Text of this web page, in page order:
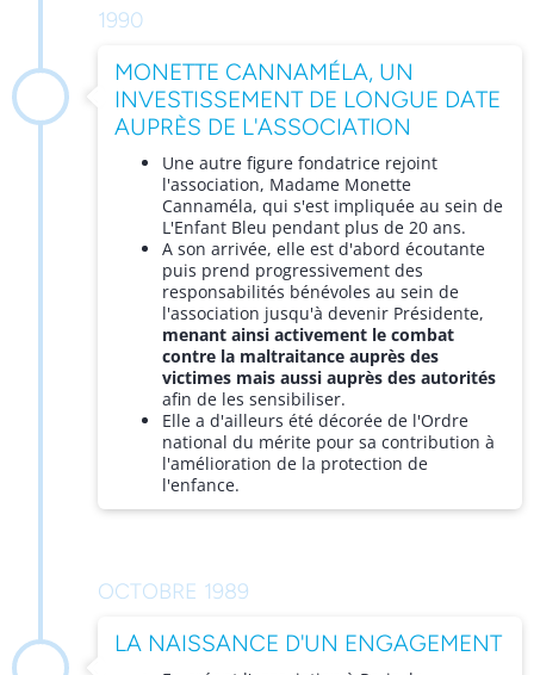
1990
MONETTE CANNAMÉLA, UN
INVESTISSEMENT DE LONGUE DATE
AUPRÈS DE L'ASSOCIATION
Une autre figure fondatrice rejoint
l'association, Madame Monette
Cannaméla, qui s'est impliquée au sein de
L'Enfant Bleu pendant plus de 20 ans.
A son arrivée, elle est d'abord écoutante
puis prend progressivement des
responsabilités bénévoles au sein de
l'association jusqu'à devenir Présidente,
menant ainsi activement le combat
contre la maltraitance auprès des
victimes mais aussi auprès des autorités
afin de les sensibiliser.
Elle a d'ailleurs été décorée de l'Ordre
national du mérite pour sa contribution à
l'amélioration de la protection de
l'enfance.
OCTOBRE 1989
LA NAISSANCE D'UN ENGAGEMENT